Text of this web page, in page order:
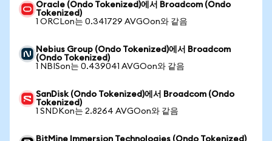
Oracle (Ondo Tokenized)에서 Broadcom (Ondo
Tokenized)
1 ORCLon는 0.341729 AVGOon와 같음
Nebius Group (Ondo Tokenized)에서 Broadcom
(Ondo Tokenized)
1 NBISon는 0.439041 AVGOon와 같음
SanDisk (Ondo Tokenized)에서 Broadcom (Ondo
Tokenized)
1 SNDKon는 2.8264 AVGOon와 같음
BitMine Immersion Technologies (Ondo Tokenized)